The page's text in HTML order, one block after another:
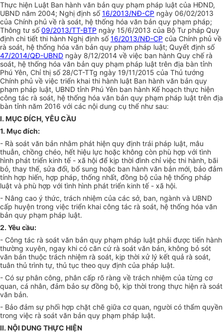
Thực hiện Luật Ban hành văn bản quy phạm pháp luật của HĐND,
UBND năm 2004; Nghị định số16/2013/NĐ-CP ngày 06/02/2013
của Chính phủ về rà soát, hệ thống hóa văn bản quy phạm pháp;
Thông tư số09/2013/TT-BTP ngày 15/6/2013 của Bộ Tư pháp Quy
định chi tiết thi hành Nghị định số16/2013/NĐ-CP của Chính phủ về
rà soát, hệ thống hóa văn bản quy phạm pháp luật; Quyết định số
47/2014/QĐ-UBND ngày 8/12/2014 về việc ban hành Quy chế rà
soát, hệ thống hóa văn bản quy phạm pháp luật trên địa bàn tỉnh
Phú Yên, Chỉ thị số 28/CT-TTg ngày 19/11/2015 của Thủ tướng
Chính phủ về việc triển khai thi hành luật Ban hành văn bản quy
phạm pháp luật, UBND tỉnh Phú Yên ban hành Kế hoạch thực hiện
công tác rà soát, hệ thống hóa văn bản quy phạm pháp luật trên địa
bàn tỉnh năm 2016 với các nội dung cụ thể như sau:
I. MỤC ĐÍCH, YÊU CẦU
1. Mục đích:
- Rà soát văn bản nhằm phát hiện quy định trái pháp luật, mâu
thuẫn, chồng chéo, hết hiệu lực hoặc không còn phù hợp với tình
hình phát triển kinh tế - xã hội để kịp thời đình chỉ việc thi hành, bãi
bỏ, thay thế, sửa đổi, bổ sung hoặc ban hành văn bản mới, bảo đảm
tính hợp hiến, hợp pháp, thống nhất, đồng bộ của hệ thống pháp
luật và phù hợp với tình hình phát triển kinh tế - xã hội.
- Nâng cao ý thức, trách nhiệm của các sở, ban, ngành và UBND
cấp huyện trong việc triển khai công tác rà soát, hệ thống hóa văn
bản quy phạm pháp luật.
2. Yêu cầu:
- Công tác rà soát văn bản quy phạm pháp luật phải được tiến hành
thường xuyên, ngay khi có căn cứ rà soát văn bản, không bỏ sót
văn bản thuộc trách nhiệm rà soát, kịp thời xử lý kết quả rà soát,
tuân thủ trình tự, thủ tục theo quy định của pháp luật.
- Có sự phân công, phân cấp rõ ràng về trách nhiệm của từng cơ
quan, cá nhân, đảm bảo sự đồng bộ, kịp thời trong thực hiện rà soát
văn bản.
- Bảo đảm sự phối hợp chặt chẽ giữa cơ quan, người có thẩm quyền
trong việc rà soát văn bản quy phạm pháp luật.
II. NỘI DUNG THỰC HIỆN